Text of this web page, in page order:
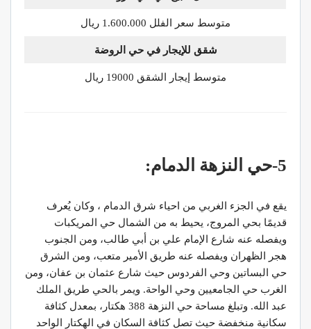
متوسط سعر الفلل 1.600.000 ريال
شقق للإيجار في حي الروضة
متوسط إيجار الشقق 19000 ريال
5-حي النزهة الدمام:
يقع في الجزء الغربي من احياء شرق الدمام ، وكان يُعرف
قديمًا بحي المروج، يحيط به من الشمال حي المريكبات
ويفصله عنه شارع الإمام علي بن أبي طالب، ومن الجنوب
هجر الظهران ويفصله عنه طريق الأمير متعب، ومن الشرق
حي البساتين وحي الفردوس حيث شارع عثمان بن عفان، ومن
الغرب حي الجامعيين وحي الواحة. ويمر بالحي طريق الملك
عبد الله. وتبلغ مساحة حي النزهة 388 هكتار، بمعدل كثافة
سكانية منخفضة حيث تصل كثافة السكان في الهكتار الواحد